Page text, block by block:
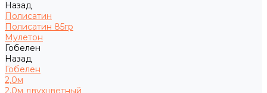
Назад
Полисатин
Полисатин 85гр
Мулетон
Гобелен
Назад
Гобелен
2,0м
2,0м двухцветный